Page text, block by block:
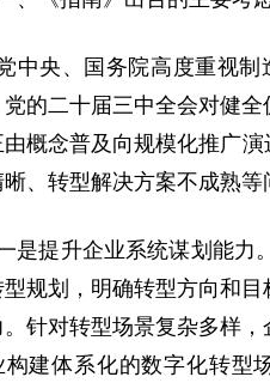
中央、国务院高度重视
党的二十届三中全会对健
由概念普及向规模化推广
、转型解决方案不成熟等
是提升企业系统谋划能力
规划，明确转型方向和
。针对转型场景复杂多样
构建体系化的数字化转型